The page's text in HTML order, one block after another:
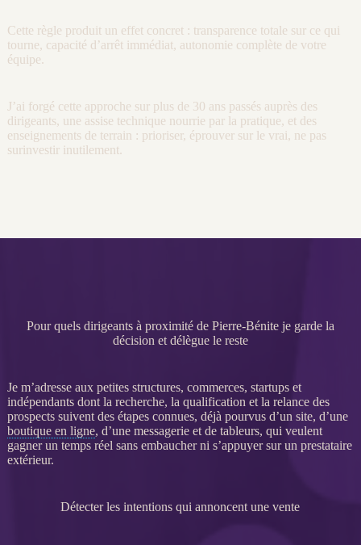
Cette règle produit un effet concret : transparence totale sur ce qui
tourne, capacité d’arrêt immédiat, autonomie complète de votre
équipe.
J’ai forgé cette approche sur plus de 30 ans passés auprès des
dirigeants, une assise technique nourrie par la pratique, et des
enseignements de terrain : prioriser, éprouver sur le vrai, ne pas
surinvestir inutilement.
Pour quels dirigeants à proximité de Pierre-Bénite je garde la
décision et délègue le reste
Je m’adresse aux petites structures, commerces, startups et
indépendants dont la recherche, la qualification et la relancedes
prospectssuivent des étapes connues, déjà pourvus d’un site, d’une
boutique en ligne, d’une messagerie et de tableurs, qui veulent
gagner un temps réel sans embaucher ni s’appuyer sur un prestataire
extérieur.
Détecter les intentions qui annoncent une vente